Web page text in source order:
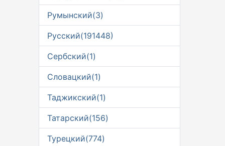
Румынский(3)
Русский(191448)
Сербский(1)
Словацкий(1)
Таджикский(1)
Татарский(156)
Турецкий(774)